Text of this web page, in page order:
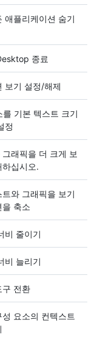
애플리케이션 숨기
종료
보기 설정/해제
를 기본 텍스트 크기
정
그래픽을 더 크게 보
하십시오.
트와 그래픽을 보기
을 축소
비 줄이기
비 늘리기
구 전환
요소의 컨텍스트